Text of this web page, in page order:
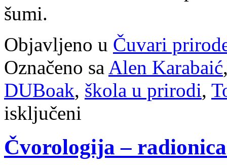
šumi.
Objavljeno u Čuvari
Označeno sa Alen Karabaić
DUBoak, škola u prirodi,
isključeni
Čvorologija – radionica